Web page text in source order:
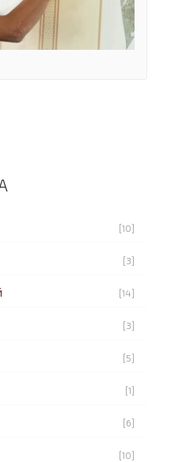
[10]
[3]
[14]
[3]
[5]
[1]
[6]
[10]